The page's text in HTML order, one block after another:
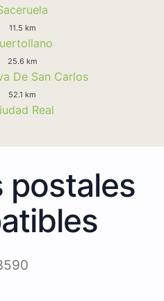
11.5 km
25.6 km
De San Carlos
52.1 km
Real
postales